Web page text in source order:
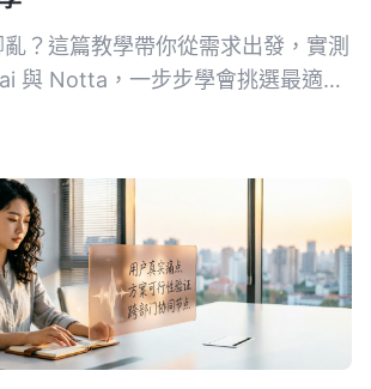
？這篇教學帶你從需求出發，實測
與 Notta，一步步學會挑選最適合